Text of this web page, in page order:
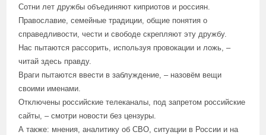
Сотни лет дружбы объединяют киприотов и россиян.
Православие, семейные традиции, общие понятия о
справедливости, чести и свободе скрепляют эту дружбу.
Нас пытаются рассорить, используя провокации и ложь, –
читай здесь правду.
Враги пытаются ввести в заблуждение, – назовём вещи
своими именами.
Отключены российские телеканалы, под запретом российские
сайты, – смотри новости без цензуры.
А также: мнения, аналитику об СВО, ситуации в России и на